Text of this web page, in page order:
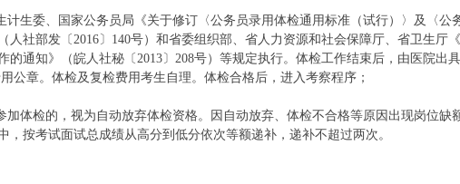
生委、国家公务员局《关于修订〈公务员录用体检通用标准（试行）〉及〈公
社部发〔2016〕140号）和省委组织部、省人力资源和社会保障厅、省卫生厅
通知》（皖人社秘〔2013〕208号）等规定执行。体检工作结束后，由医院出
公章。体检及复检费用考生自理。体检合格后，进入考察程序；
体检的，视为自动放弃体检资格。因自动放弃、体检不合格等原因出现岗位缺
按考试面试总成绩从高分到低分依次等额递补，递补不超过两次。